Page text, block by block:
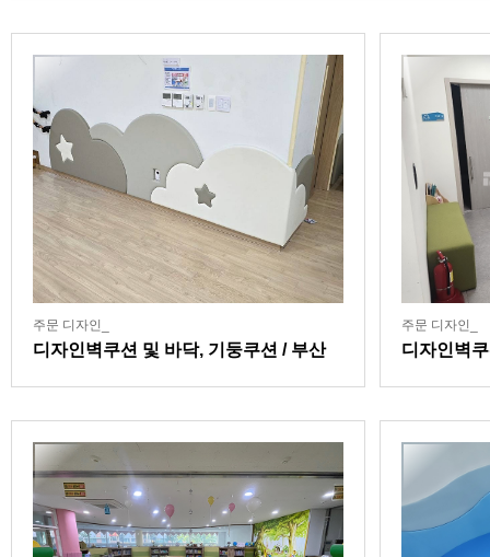
주문 디자인_
디자인벽쿠션 및 바닥, 기둥쿠션 / 부산
주문 디자인_
디자인벽